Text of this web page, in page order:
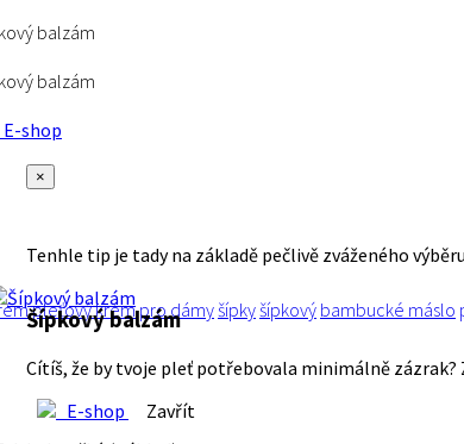
balzám
balzám
shop
×
Tenhle tip je tady na základě pečlivě zváženého
pleťový krém pro dámyšípkyšípkový bambucké máslo
Šípkový balzám
Cítíš, že by tvoje pleť potřebovala minimálně
E-shop
Zavřít